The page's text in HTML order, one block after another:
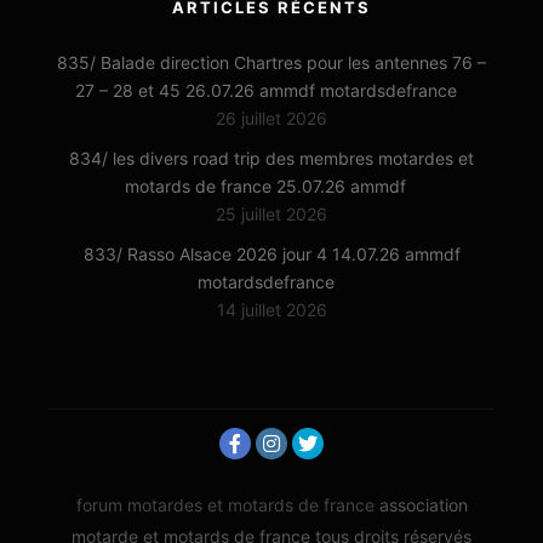
ARTICLES RÉCENTS
835/ Balade direction Chartres pour les antennes 76 –
27 – 28 et 45 26.07.26 ammdf motardsdefrance
26 juillet 2026
834/ les divers road trip des membres motardes et
motards de france 25.07.26 ammdf
25 juillet 2026
833/ Rasso Alsace 2026 jour 4 14.07.26 ammdf
motardsdefrance
14 juillet 2026
forum motardes et motards de france association
motarde et motards de france tous droits réservés